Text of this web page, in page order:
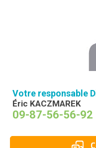
Votre responsable
Éric KACZMAREK
09-87-56-56-92